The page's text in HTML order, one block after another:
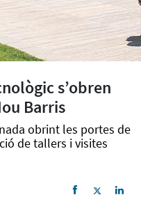
s’obren
Barris
obrint les portes de
de tallers i visites